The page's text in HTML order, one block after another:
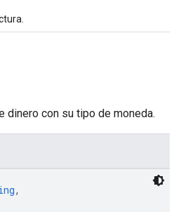
dinero con su tipo de moneda.
,